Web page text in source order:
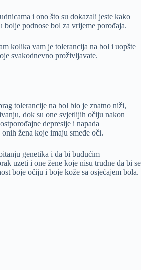
i ono što su dokazali jeste kako
bolje podnose bol za vrijeme porođaja.
kolika vam je tolerancija na bol i uopšte
svakodnevno proživljavate.
tolerancije na bol bio je znatno niži,
dok su one svjetlijih očiju nakon
depresije i napada
žena koje imaju smeđe oči.
genetika i da bi budućim
uzeti i one žene koje nisu trudne da bi se
boje očiju i boje kože sa osjećajem bola.